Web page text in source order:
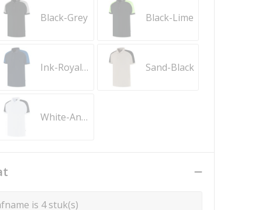
Black-Grey Black-Lime
Ink-Royal Blue Sand-Black
White-Anthracite
is 4 stuk(s)